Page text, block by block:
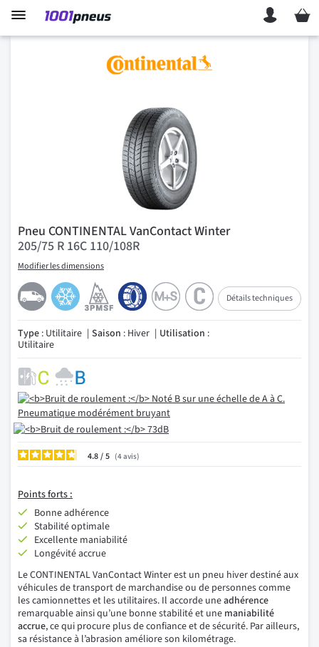
Mon
Pneu CONTINENTAL VanContact Winter
205/75 R 16C 110/108R
Modifier les dimensions
Détails techniques
Type : Utilitaire Saison : Hiver Utilisation :
Utilitaire
4.8/ 4avis
Points forts :
Bonne adhérence
Stabilité optimale
Excellente maniabilité
Longévité accrue
Le CONTINENTAL VanContact Winter est un pneu hiver destiné aux
véhicules de transport de marchandise ou de personnes comme
les camionnettes et les utilitaires. Il accorde uneadhérence
remarquable ainsi qu’une bonne stabilité et une maniabilité
accrue, ce qui procure plus de confiance et de sécurité. Par ailleurs,
sa résistance à l’abrasion améliore son kilométrage.